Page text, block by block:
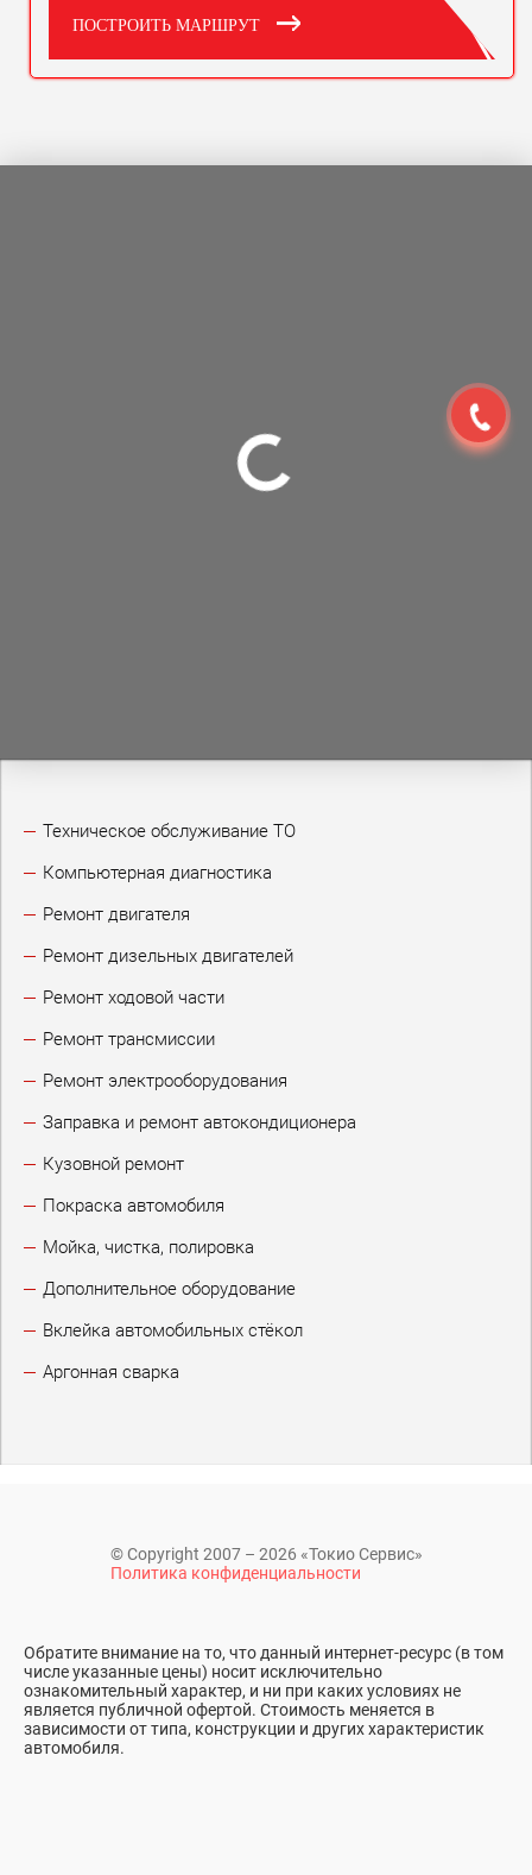
ПОСТРОИТЬ МАРШРУТ
Техническое обслуживание ТО
Компьютерная диагностика
Ремонт двигателя
Ремонт дизельных двигателей
Ремонт ходовой части
Ремонт трансмиссии
Ремонт электрооборудования
Заправка и ремонт автокондиционера
Кузовной ремонт
Покраска автомобиля
Мойка, чистка, полировка
Дополнительное оборудование
Вклейка автомобильных стёкол
Аргонная сварка
© Copyright 2007 – 2026 «Токио Сервис»
Политика конфиденциальности
Обратите внимание на то, что данный интернет-ресурс (в том
числе указанные цены) носит исключительно
ознакомительный характер, и ни при каких условиях не
является публичной офертой. Стоимость меняется в
зависимости от типа, конструкции и других характеристик
автомобиля.